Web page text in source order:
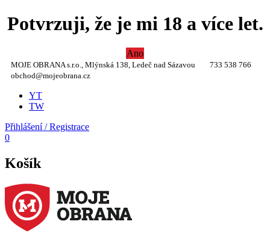
Potvrzuji, že je mi 18 a více let.
Ano
MOJE OBRANA s.r.o., Mlýnská 138, Ledeč nad Sázavou
733 538 766
obchod@mojeobrana.cz
YT
TW
Přihlášení / Registrace
0
Košík